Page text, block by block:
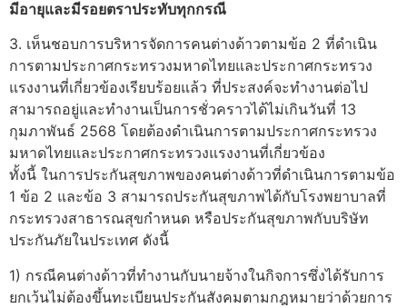
มีอายุและมีรอยตราประทับทุกกรณี
3. เห็นชอบการบริหารจัดการคนต่างด้าวตามข้อ 2 ที่ดำเนิน
การตามประกาศกระทรวงมหาดไทยและประกาศกระทรวง
แรงงานที่เกี่ยวข้องเรียบร้อยแล้ว ที่ประสงค์จะทำงานต่อไป
สามารถอยู่และทำงานเป็นการชั่วคราวได้ไม่เกินวันที่ 13
กุมภาพันธ์ 2568 โดยต้องดำเนินการตามประกาศกระทรวง
มหาดไทยและประกาศกระทรวงแรงงานที่เกี่ยวข้อง
ทั้งนี้ ในการประกันสุขภาพของคนต่างด้าวที่ดำเนินการตามข้อ
1 ข้อ 2 และข้อ 3 สามารถประกันสุขภาพได้กับโรงพยาบาลที่
กระทรวงสาธารณสุขกำหนด หรือประกันสุขภาพกับบริษัท
ประกันภัยในประเทศ ดังนี้
1) กรณีคนต่างด้าวที่ทำงานกับนายจ้างในกิจการซึ่งได้รับการ
ยกเว้นไม่ต้องขึ้นทะเบียนประกันสังคมตามกฎหมายว่าด้วยการ